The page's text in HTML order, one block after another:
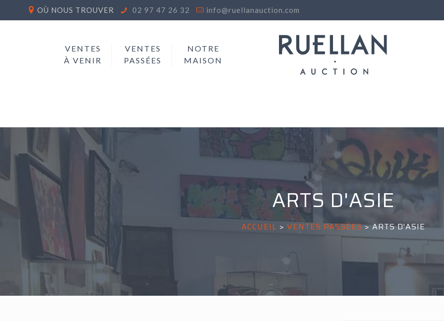
OÙ NOUS TROUVER 02 97 47 26 32 info@ruellanauction.com
VENTES
À VENIR
VENTES
PASSÉES
NOTRE
MAISON
ARTS D'ASIE
ACCUEIL > VENTES PASSÉES>ARTS D'ASIE